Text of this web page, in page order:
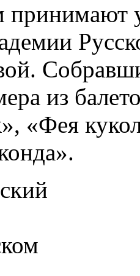
принимают
из
«Фея